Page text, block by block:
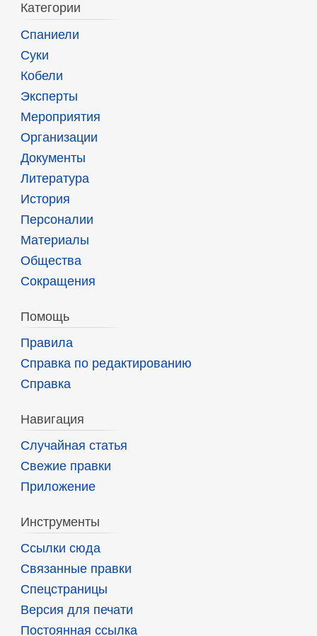
Категории
Спаниели
Суки
Кобели
Эксперты
Мероприятия
Организации
Документы
Литература
История
Персоналии
Материалы
Общества
Сокращения
Помощь
Правила
Справка по редактированию
Справка
Навигация
Случайная статья
Свежие правки
Приложение
Инструменты
Ссылки сюда
Связанные правки
Спецстраницы
Версия для печати
Постоянная ссылка